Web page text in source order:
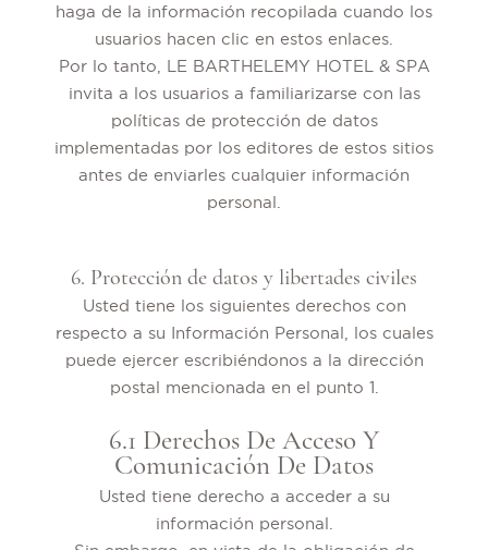
haga de la información recopilada cuando los
usuarios hacen clic en estos enlaces.
Por lo tanto, LE BARTHELEMY HOTEL & SPA
invita a los usuarios a familiarizarse con las
políticas de protección de datos
implementadas por los editores de estos sitios
antes de enviarles cualquier información
personal.
6. Protección de datos y libertades civiles
Usted tiene los siguientes derechos con
respecto a su Información Personal, los cuales
puede ejercer escribiéndonos a la dirección
postal mencionada en el punto 1.
6.1 Derechos De Acceso Y
Comunicación De Datos
Usted tiene derecho a acceder a su
información personal.